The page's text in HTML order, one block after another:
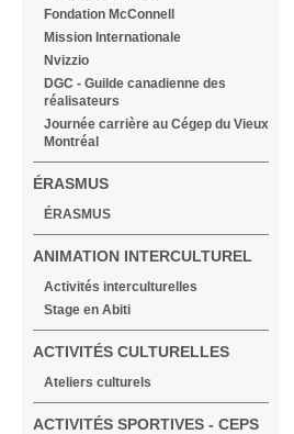
Fondation McConnell
Mission Internationale
Nvizzio
DGC - Guilde canadienne des
réalisateurs
Journée carrière au Cégep du Vieux
Montréal
ÉRASMUS
ÉRASMUS
ANIMATION INTERCULTUREL
Activités interculturelles
Stage en Abiti
ACTIVITÉS CULTURELLES
Ateliers culturels
ACTIVITÉS SPORTIVES - CEPS